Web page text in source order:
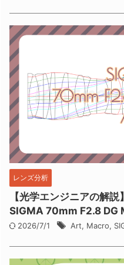
レンズ分析
【光学エンジニアの解
SIGMA 70mm F2.8 DG
2026/7/1 Art, Macro,